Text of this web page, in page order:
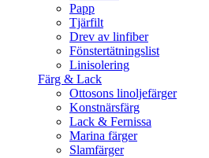
Papp
Tjärfilt
Drev av linfiber
Fönstertätningslist
Linisolering
Färg & Lack
Ottosons linoljefärger
Konstnärsfärg
Lack & Fernissa
Marina färger
Slamfärger